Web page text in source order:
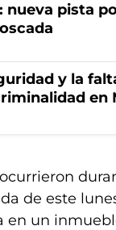
pista
y la
en
de este
en un